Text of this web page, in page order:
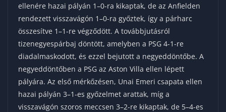
ellenére hazai pályán 1–0-ra kikaptak, de az Anfielden
rendezett visszavágón 1–0-ra győztek, így a párharc
összesítve 1–1-re végződött. A továbbjutásról
tizenegyespárbaj döntött, amelyben a PSG 4-1-re
diadalmaskodott, és ezzel bejutott a negyeddöntőbe.​ A
negyeddöntőben a PSG az Aston Villa ellen lépett
pályára. Az első mérkőzésen, Unai Emeri csapata ellen
hazai pályán 3–1-es győzelmet arattak, míg a
visszavágón szoros meccsen 3–2-re kikaptak, de 5–4-es